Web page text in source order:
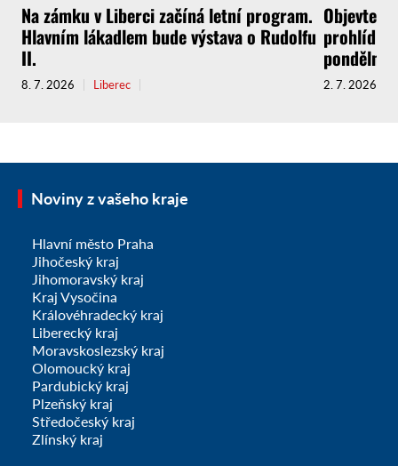
Na zámku v Liberci začíná letní program.
Hlavním lákadlem bude výstava o Rudolfu
II.
8. 7. 2026 Liberec
Objevte
pondělní
2. 7. 2026
Noviny z vašeho kraje
Hlavní město Praha
Jihočeský kraj
Jihomoravský kraj
Kraj Vysočina
Královéhradecký kraj
Liberecký kraj
Moravskoslezský kraj
Olomoucký kraj
Pardubický kraj
Plzeňský kraj
Středočeský kraj
Zlínský kraj